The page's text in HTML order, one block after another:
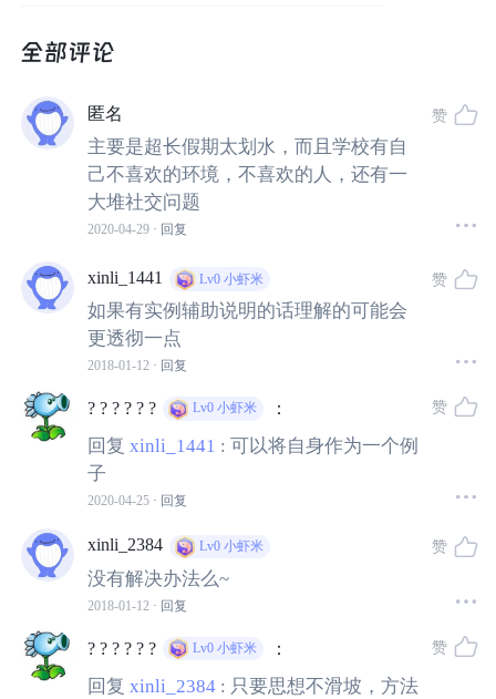
气、浑身疲劳、注意力不集中、记忆力减退、失眠等，有
的还有头痛、胃痛等躯体不适症状。你可能就要看看，自
己是不是假期太疯，而玩心难受。
哪些小伙伴，容易成为“开学综合征”的受害者
有及时完成有关，比如（暑假作业，或假期实习），还有
一部分小伙伴会因为人际社交的压力而不想去学校。有的
可能还涉及到，与父母亲的分离焦虑、学校欺凌的因素。
总的来说，如果有小伙伴心理素质和适应能力较差、在学
校经常受到老师批评、学习成绩不好、对新环境不能很快
适应、部分过于追求完美，那么开学的时候尤其要关注自
己的情绪哦，因为这样的你们有可能是“开学综合征”的易发
人群。
不幸躺中“开学综合征”要怎么办？
应对所有的生活事件，都有两套不一样的策略，一套是缓
解情绪策略，一套是问题处理策略。哪一套更好用，与每
匿名
主要是超长假期太划水，而且学校有自
己不喜欢的环境，不喜欢的人，还有一
大堆社交问题
2020-04-29 · 回复
赞
xinli_1441 Lv0 小虾米
如果有实例辅助说明的话理解的可能会
更透彻一点
2018-01-12 · 回复
赞
? ? ? ? ? ? Lv0 小虾米 ：
回复 xinli_1441 : 可以将自身作为一个例
子
2020-04-25 · 回复
赞
xinli_2384 Lv0 小虾米
没有解决办法么~
2018-01-12 · 回复
赞
? ? ? ? ? ? Lv0 小虾米 ：
回复 xinli_2384: 只要思想不滑坡，方法
赞